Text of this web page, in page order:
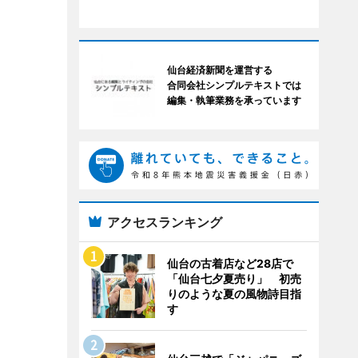
仙台経済新聞を運営する
合同会社シンプルテキストでは
編集・執筆業務を承っています
アクセスランキング
仙台の古着店など28店で
「仙台七夕夏売り」 初売
りのような夏の風物詩目指
す